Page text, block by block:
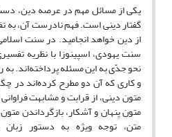
یکی از مسائل مهم در عرصه دین،
گفتار دینی است. فهم نادرست آن، به
از دین خواهد انجامید. در سنت
سنت یهودی، اسپینوزا با نظریه
نحو جدّی به این مسئله پرداخته‌اند.
و کاری که آن دو مطرح کرده‌اند در
متون دینی، از قرابت و مشابهت
متون پنهان و آشکار، بازگرداندن
متن، توجه ویژه به دستور زبان